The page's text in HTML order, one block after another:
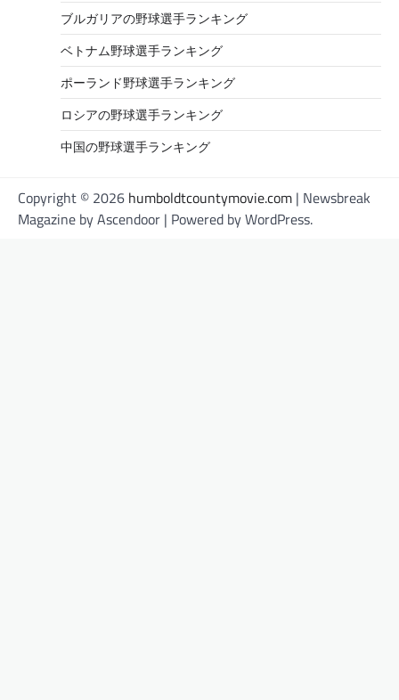
ブルガリアの野球選手ランキング
ベトナム野球選手ランキング
ポーランド野球選手ランキング
ロシアの野球選手ランキング
中国の野球選手ランキング
Copyright © 2026 humboldtcountymovie.com | Newsbreak
Magazine byAscendoor | Powered byWordPress.